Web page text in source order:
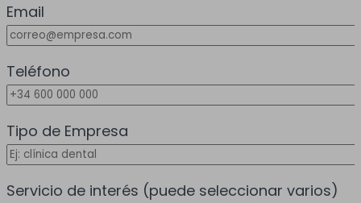
Email
Teléfono
Tipo de Empresa
Servicio de interés (puede seleccionar varios)